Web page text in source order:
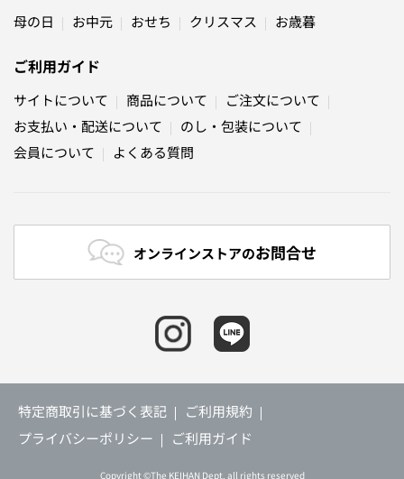
母の日 お中元 おせち クリスマス お歳暮
ご利用ガイド
サイトについて 商品について
ご注文について
お支払い・配送について
のし・包装について
会員について
よくある質問
オンラインストアのお問合せ
特定商取引に基づく表記
ご利用規約
プライバシーポリシー
ご利用ガイド
Copyright ©The KEIHAN Dept. all rights reserved